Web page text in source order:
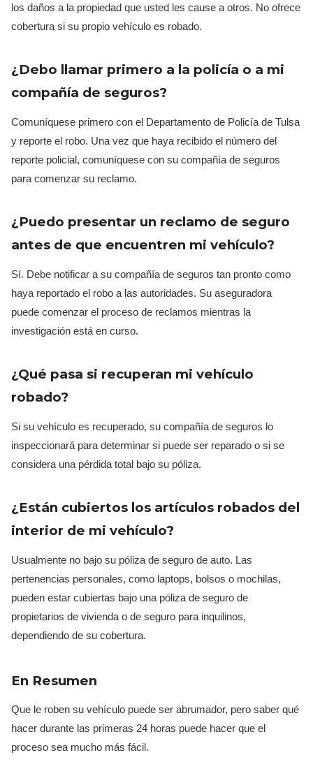
los daños a la propiedad que usted les cause a otros. No ofrece
cobertura si su propio vehículo es robado.
¿Debo llamar primero a la policía o a mi
compañía de seguros?
Comuníquese primero con el Departamento de Policía de Tulsa
y reporte el robo. Una vez que haya recibido el número del
reporte policial, comuníquese con su compañía de seguros
para comenzar su reclamo.
¿Puedo presentar un reclamo de seguro
antes de que encuentren mi vehículo?
Sí. Debe notificar a su compañía de seguros tan pronto como
haya reportado el robo a las autoridades. Su aseguradora
puede comenzar el proceso de reclamos mientras la
investigación está en curso.
¿Qué pasa si recuperan mi vehículo
robado?
Si su vehículo es recuperado, su compañía de seguros lo
inspeccionará para determinar si puede ser reparado o si se
considera una pérdida total bajo su póliza.
¿Están cubiertos los artículos robados del
interior de mi vehículo?
Usualmente no bajo su póliza de seguro de auto. Las
pertenencias personales, como laptops, bolsos o mochilas,
pueden estar cubiertas bajo una póliza de seguro de
propietarios de vivienda o de seguro para inquilinos,
dependiendo de su cobertura.
En Resumen
Que le roben su vehículo puede ser abrumador, pero saber qué
hacer durante las primeras 24 horas puede hacer que el
proceso sea mucho más fácil.